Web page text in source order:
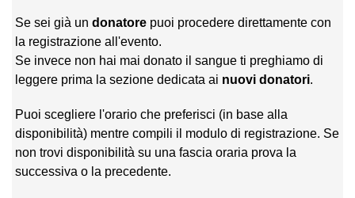
Se sei già undonatore puoi procedere direttamente con
la registrazione all'evento.
Se invece non hai mai donato il sangue ti preghiamo di
leggere prima la sezione dedicata ai nuovi donatori.
Puoi scegliere l'orario che preferisci (in base alla
disponibilità) mentre compili il modulo di registrazione. Se
non trovi disponibilità su una fascia oraria prova la
successiva o la precedente.